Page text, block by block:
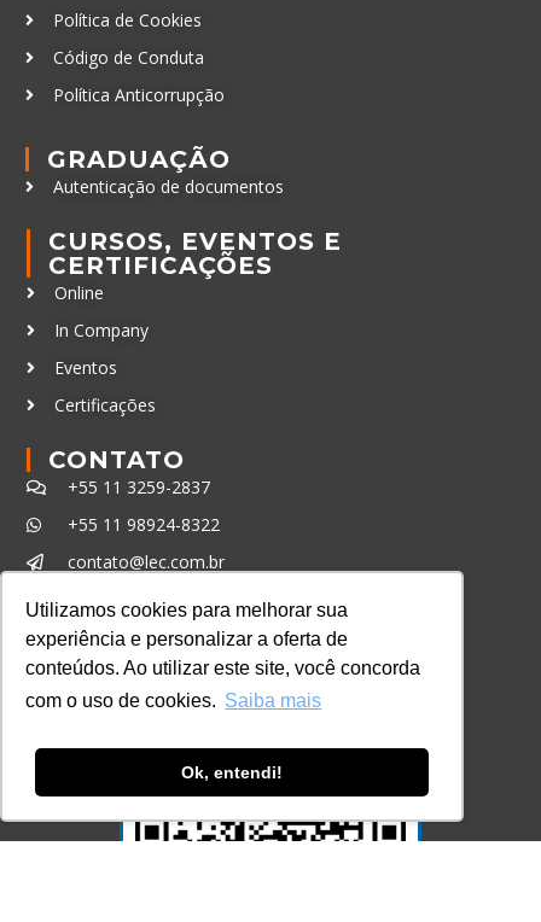
Utilizamos cookies para melhorar sua
experiência e personalizar a oferta de
conteúdos. Ao utilizar este site, você concorda
com o uso de cookies. Saiba mais
Ok, entendi!
Política de Cookies
Código de Conduta
Política Anticorrupção
GRADUAÇÃO
Autenticação de documentos
CURSOS, EVENTOS E
CERTIFICAÇÕES
Online
In Company
Eventos
Certificações
CONTATO
+55 11 3259-2837
+55 11 98924-8322
contato@lec.com.br
Ferramenta Antifraude
Consulte aqui o cadastro da Instituição no
Sistema e-MEC